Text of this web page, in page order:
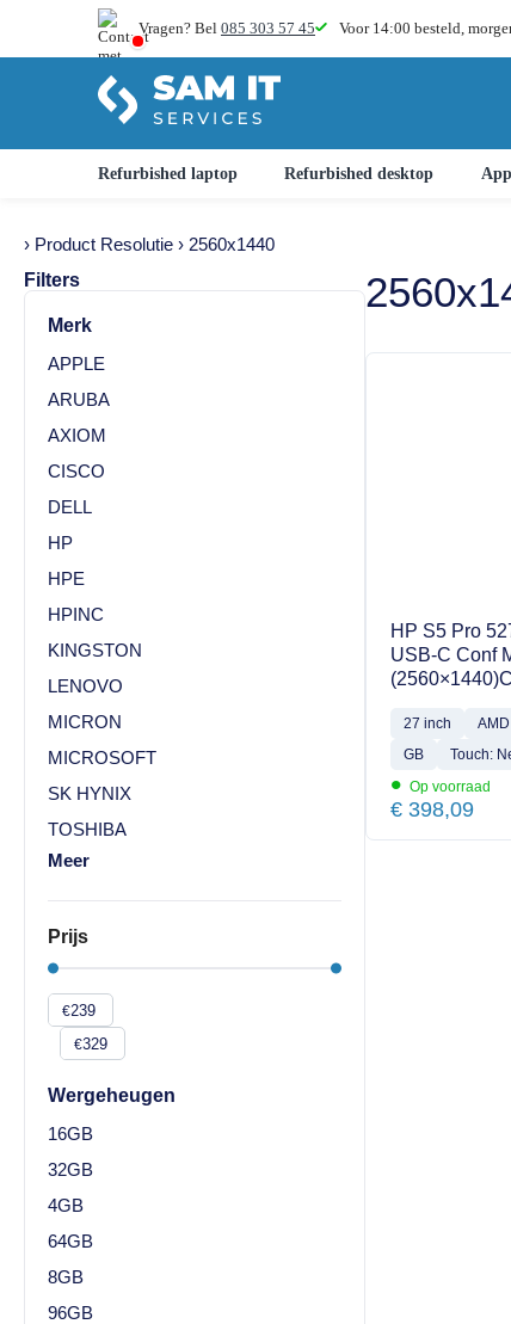
Vragen? Bel 085 303 57 45 Voor 14:00 besteld,
Refurbished laptop Refurbished desktop
› Product Resolutie › 2560x1440
Filters
Merk
APPLE
ARUBA
AXIOM
CISCO
DELL
HP
HPE
HPINC
KINGSTON
LENOVO
MICRON
MICROSOFT
SK HYNIX
TOSHIBA
Meer
Prijs
€
€
Wergeheugen
16GB
32GB
4GB
64GB
8GB
96GB
HP S5 Pro
USB-C Conf
27 inch
GB
Touch:
• Op voorraad
€ 398,09